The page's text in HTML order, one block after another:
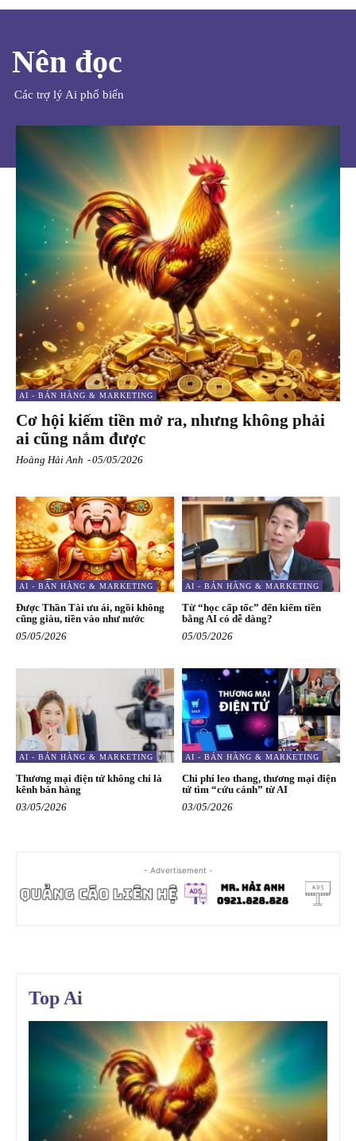
Nên đọc
Các trợ lý Ai phổ biến
AI - BÁN HÀNG & MARKETING
Cơ hội kiếm tiền mở ra, nhưng không phải
ai cũng nắm được
Hoàng Hải Anh -05/05/2026
AI - BÁN HÀNG & MARKETING
Được Thần Tài ưu ái, ngồi không
cũng giàu, tiền vào như nước
05/05/2026
AI - BÁN HÀNG & MARKETING
Từ “học cấp tốc” đến kiếm tiền
bằng AI có dễ dàng?
05/05/2026
AI - BÁN HÀNG & MARKETING
Thương mại điện tử không chỉ là
kênh bán hàng
03/05/2026
AI - BÁN HÀNG & MARKETING
Chi phí leo thang, thương mại điện
tử tìm “cứu cánh” từ AI
03/05/2026
- Advertisement -
Top Ai